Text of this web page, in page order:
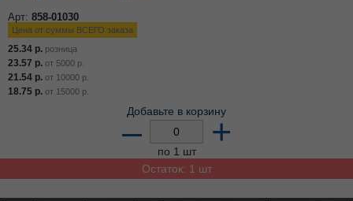
Арт: 858-01030
Цена от суммы ВСЕГО заказа
25.34 р. розница
23.57 р. от 5000 р.
21.54 р. от 10000 р.
18.75 р. от 15000 р.
Добавьте в корзину
– +
по 1 шт
Остаток: 1 шт